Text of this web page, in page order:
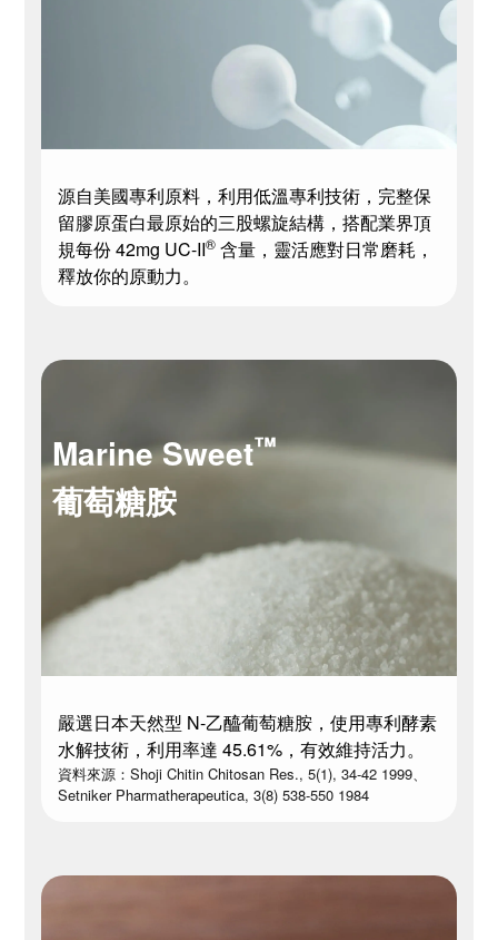
源自美國專利原料，利用低溫專利技術，完整保
留膠原蛋白最原始的三股螺旋結構，搭配業界頂
規每份 42mg UC-II® 含量，靈活應對日常磨耗，
釋放你的原動力。
Marine Sweet™
葡萄糖胺
嚴選日本天然型 N-乙醯葡萄糖胺，使用專利酵素
水解技術，利用率達 45.61%，有效維持活力。
資料來源：Shoji Chitin Chitosan Res., 5(1), 34-42 1999、
Setniker Pharmatherapeutica, 3(8) 538-550 1984